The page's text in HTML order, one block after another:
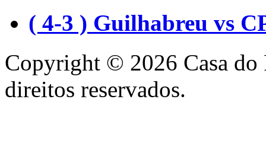
( 4-3 ) Guilhabreu vs
Copyright © 2026 Casa do
direitos reservados.